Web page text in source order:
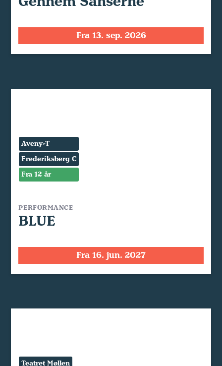
Fra 13. sep. 2026
Aveny-T
Frederiksberg C
Fra 12 år
PERFORMANCE
BLUE
Fra 16. jun. 2027
Teatret Møllen